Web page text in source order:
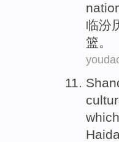
临汾
篮。